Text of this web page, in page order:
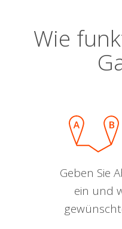
Wie
Geben Sie
ein und